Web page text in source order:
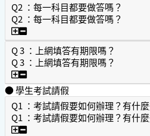
Q2 ：每一科目都要做答嗎？
Q2 ：每一科目都要做答嗎？
Q2 ：每一科目都要做答嗎？
Q 3 ：上網填答有期限嗎？
Q 3 ：上網填答有期限嗎？
Q 3 ：上網填答有期限嗎？
● 學生考試請假
Q1 ：考試請假要如何辦理？有什
Q1 ：考試請假要如何辦理？有什
Q1 ：考試請假要如何辦理？有